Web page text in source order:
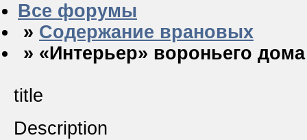
Все форумы
» Содержание врановых
» «Интерьер» вороньего дома
title
Description